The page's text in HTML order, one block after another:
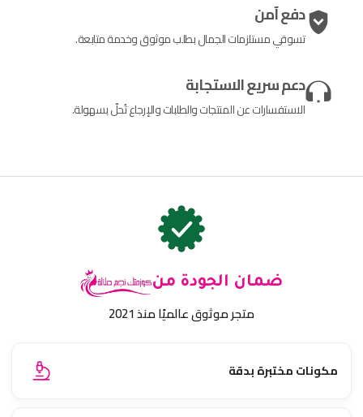
دفع آمن
تسوقي مستلزمات الجمال بطلب موثوق وخدمة متابعة.
دعم سريع الاستجابة
الاستفسارات عن المنتجات والطلبات والإرجاع تُحلّ بسهولة.
ضمان الجودة من
متجر موثوق عالميًا منذ 2021
مكونات مختبرة بدقة